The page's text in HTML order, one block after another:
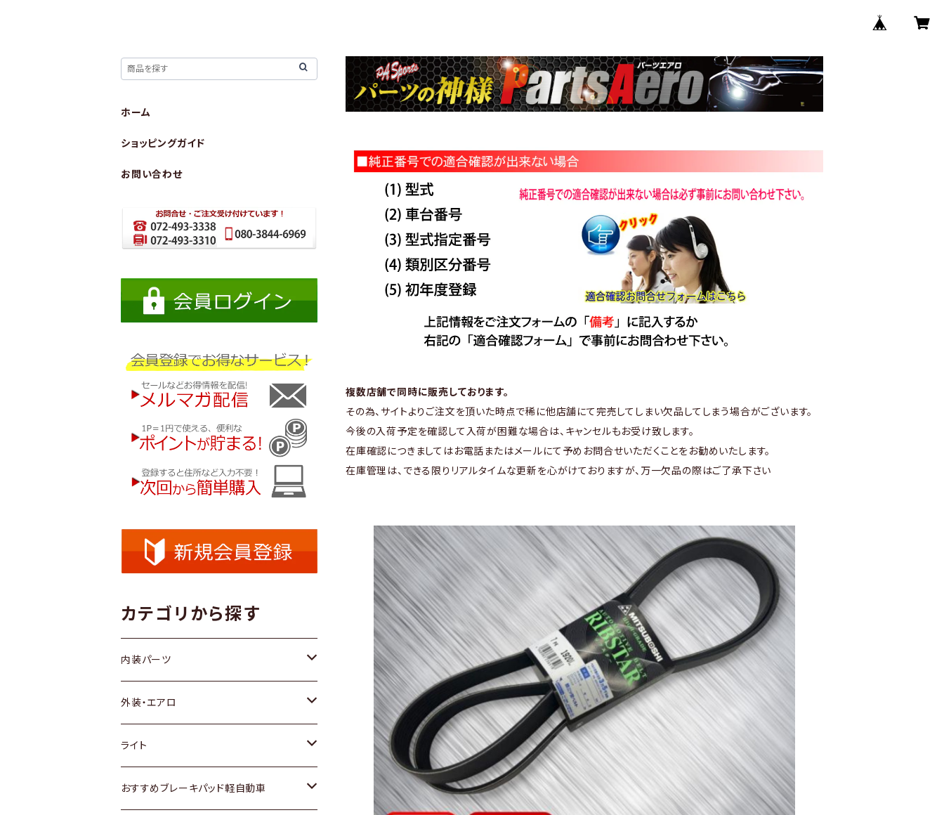
複数店舗で同時に販売しております。
その為、サイトよりご注文を頂いた時点で稀に他店舗にて完売してしまい欠品してしまう場合がございます。
今後の入荷予定を確認して入荷が困難な場合は、キャンセルもお受け致します。
在庫確認につきましてはお電話またはメールにて予めお問合せいただくことをお勧めいたします。
在庫管理は、できる限りリアルタイムな更新を心がけておりますが、万一欠品の際はご了承下さい
ホーム
ショッピングガイド
お問い合わせ
カテゴリから探す
内装パーツ
トヨタ
ホンダ
スズキ
外装・エアロ
トヨタ
ホンダ
ライト
トヨタ
おすすめブレーキパッド軽自動車